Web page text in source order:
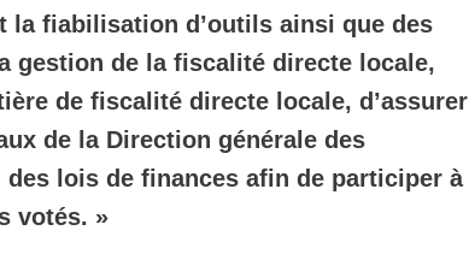
la fiabilisation d’outils ainsi que des
gestion de la fiscalité directe locale,
de fiscalité directe locale, d’assurer
de la Direction générale des
lois de finances afin de participer à
votés. »